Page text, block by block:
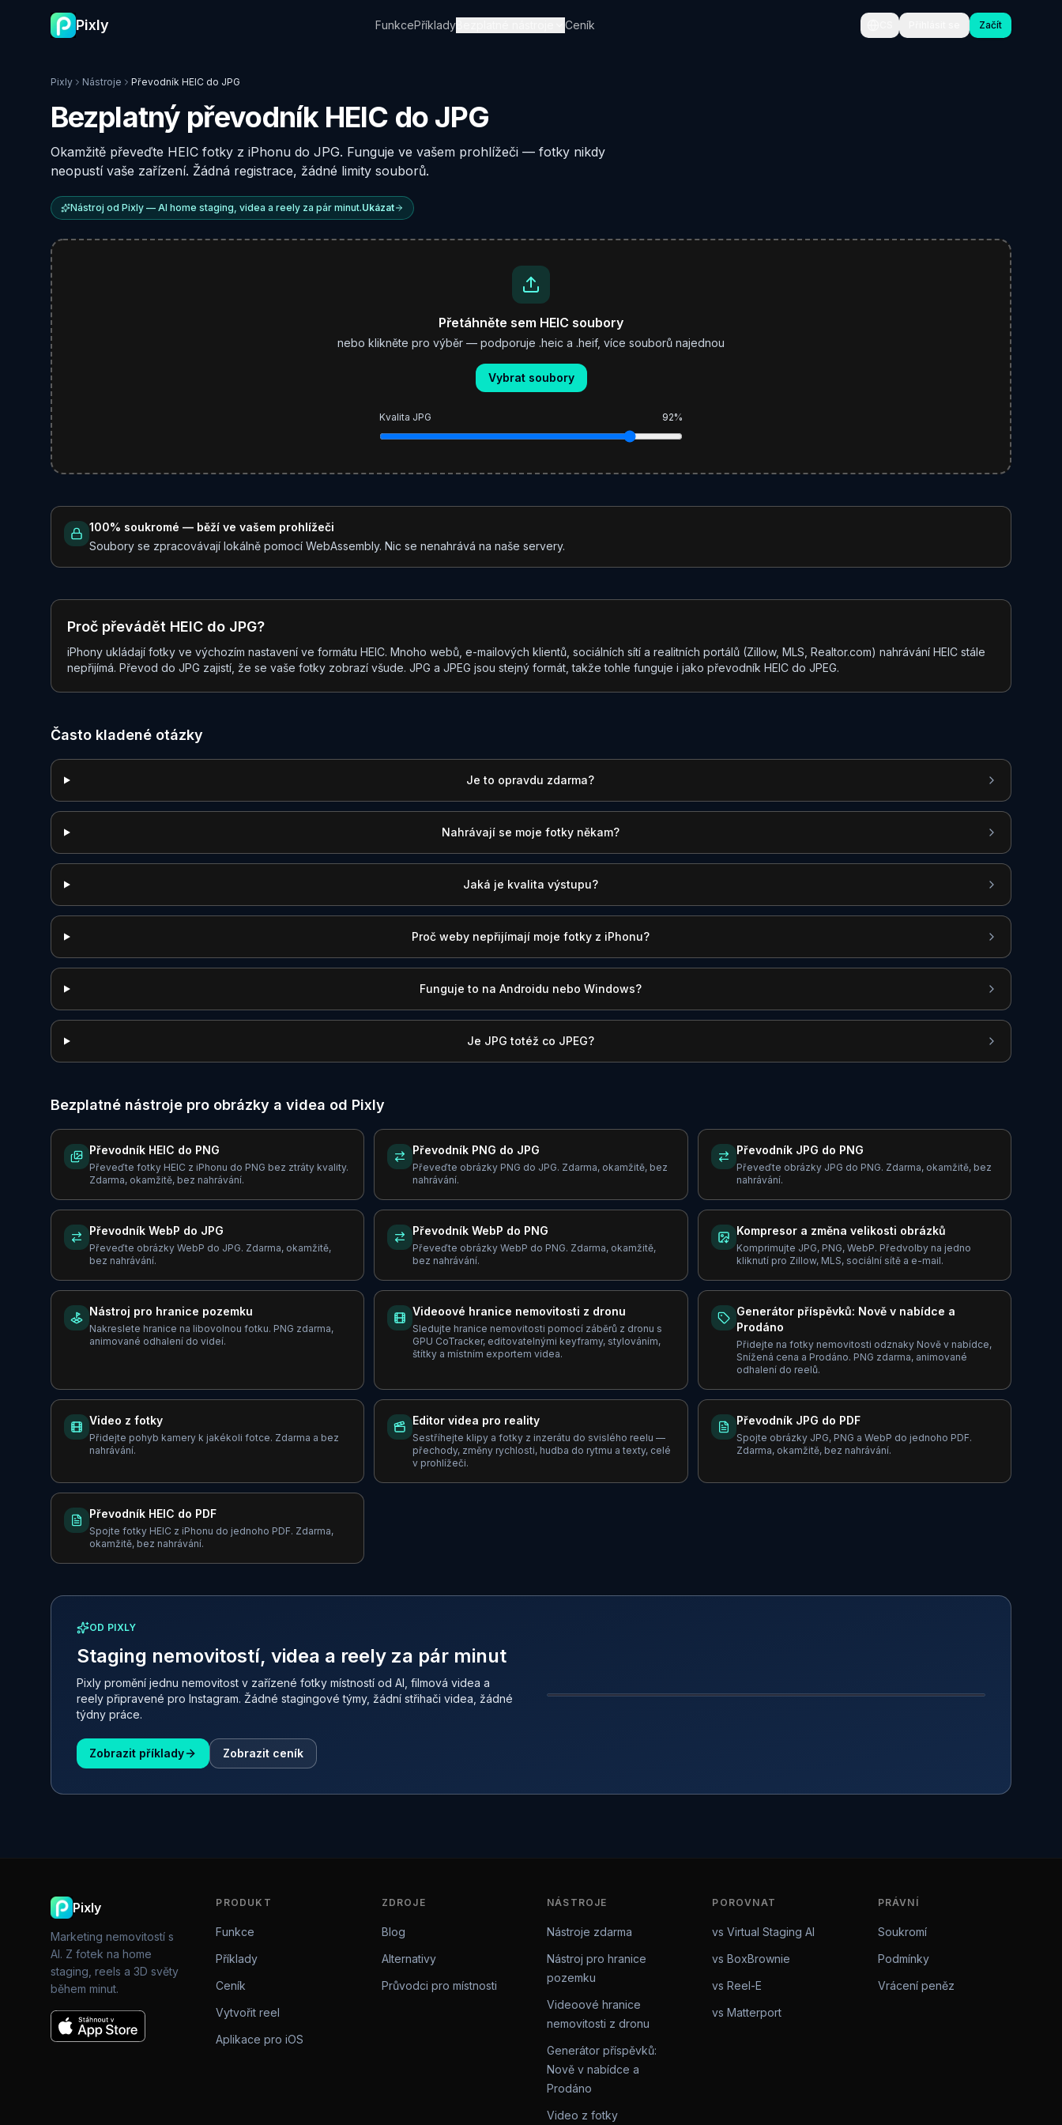
Pixly FunkcePříkladyBezplatné nástroje Ceník Začít
Pixly Nástroje Převodník HEIC do JPG
Bezplatný převodník HEIC do JPG
Okamžitě převeďte HEIC fotky z iPhonu do JPG. Funguje ve vašem prohlížeči — fotky nikdy
neopustí vaše zařízení. Žádná registrace, žádné limity souborů.
Nástroj od Pixly — AI home staging, videa a reely za pár minut.Ukázat
Přetáhněte sem HEIC soubory
nebo klikněte pro výběr — podporuje .heic a .heif, více souborů najednou
Vybrat soubory
Kvalita JPG 92%
100% soukromé — běží ve vašem prohlížeči
Soubory se zpracovávají lokálně pomocí WebAssembly. Nic se nenahrává na naše servery.
Proč převádět HEIC do JPG?
iPhony ukládají fotky ve výchozím nastavení ve formátu HEIC. Mnoho webů, e-mailových klientů, sociálních sítí a realitních portálů (Zillow, MLS, Realtor.com) nahrávání HEIC stále
nepřijímá. Převod do JPG zajistí, že se vaše fotky zobrazí všude. JPG a JPEG jsou stejný formát, takže tohle funguje i jako převodník HEIC do JPEG.
Často kladené otázky
Je to opravdu zdarma?
Nahrávají se moje fotky někam?
Jaká je kvalita výstupu?
Proč weby nepřijímají moje fotky z iPhonu?
Funguje to na Androidu nebo Windows?
Je JPG totéž co JPEG?
Bezplatné nástroje pro obrázky a videa od Pixly
Převodník HEIC do PNG
Převeďte fotky HEIC z iPhonu do PNG bez ztráty kvality.
Zdarma, okamžitě, bez nahrávání.
Převodník PNG do JPG
Převeďte obrázky PNG do JPG. Zdarma, okamžitě, bez
nahrávání.
Převodník JPG do PNG
Převeďte obrázky JPG do PNG. Zdarma, okamžitě, bez
nahrávání.
Převodník WebP do JPG
Převeďte obrázky WebP do JPG. Zdarma, okamžitě,
bez nahrávání.
Převodník WebP do PNG
Převeďte obrázky WebP do PNG. Zdarma, okamžitě,
bez nahrávání.
Kompresor a změna velikosti obrázků
Komprimujte JPG, PNG, WebP. Předvolby na jedno
kliknutí pro Zillow, MLS, sociální sítě a e-mail.
Nástroj pro hranice pozemku
Nakreslete hranice na libovolnou fotku. PNG zdarma,
animované odhalení do videí.
Videoové hranice nemovitosti z dronu
Sledujte hranice nemovitosti pomocí záběrů z dronu s
GPU CoTracker, editovatelnými keyframy, stylováním,
štítky a místním exportem videa.
Generátor příspěvků: Nově v nabídce a
Prodáno
Přidejte na fotky nemovitosti odznaky Nově v nabídce,
Snížená cena a Prodáno. PNG zdarma, animované
odhalení do reelů.
Video z fotky
Přidejte pohyb kamery k jakékoli fotce. Zdarma a bez
nahrávání.
Editor videa pro reality
Sestříhejte klipy a fotky z inzerátu do svislého reelu —
přechody, změny rychlosti, hudba do rytmu a texty, celé
v prohlížeči.
Převodník JPG do PDF
Spojte obrázky JPG, PNG a WebP do jednoho PDF.
Zdarma, okamžitě, bez nahrávání.
Převodník HEIC do PDF
Spojte fotky HEIC z iPhonu do jednoho PDF. Zdarma,
okamžitě, bez nahrávání.
OD PIXLY
Staging nemovitostí, videa a reely za pár minut
Pixly promění jednu nemovitost v zařízené fotky místností od AI, filmová videa a
reely připravené pro Instagram. Žádné stagingové týmy, žádní střihači videa, žádné
týdny práce.
Zobrazit příklady Zobrazit ceník
Pixly
Marketing nemovitostí s
AI. Z fotek na home
staging, reels a 3D světy
během minut.
PRODUKT
Funkce
Příklady
Ceník
Vytvořit reel
Aplikace pro iOS
ZDROJE
Blog
Alternativy
Průvodci pro místnosti
NÁSTROJE
Nástroje zdarma
Nástroj pro hranice
pozemku
Videoové hranice
nemovitosti z dronu
Generátor příspěvků:
Nově v nabídce a
Prodáno
Video z fotky
POROVNAT
vs Virtual Staging AI
vs BoxBrownie
vs Reel-E
vs Matterport
PRÁVNÍ
Soukromí
Podmínky
Vrácení peněz